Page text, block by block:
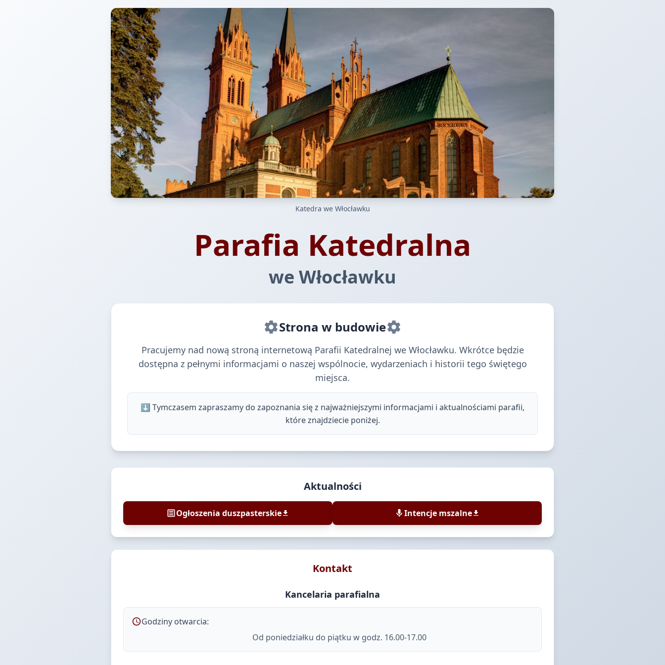
Katedra we Włocławku
Parafia Katedralna
we Włocławku
Strona w budowie
Pracujemy nad nową stroną internetową Parafii Katedralnej we Włocławku. Wkrótce będzie
dostępna z pełnymi informacjami o naszej wspólnocie, wydarzeniach i historii tego świętego
miejsca.
⬇️ Tymczasem zapraszamy do zapoznania się z najważniejszymi informacjami i aktualnościami parafii,
które znajdziecie poniżej.
Aktualności
Ogłoszenia duszpasterskie Intencje mszalne
Kontakt
Kancelaria parafialna
Godziny otwarcia:
Od poniedziałku do piątku w godz. 16.00-17.00